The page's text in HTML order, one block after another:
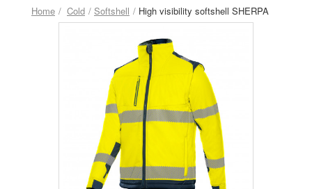
Home Cold Softshell High visibility softshell SHERPA